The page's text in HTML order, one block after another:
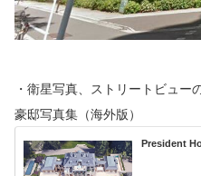
・衛星写真、ストリートビュー
豪邸写真集（海外版）
President